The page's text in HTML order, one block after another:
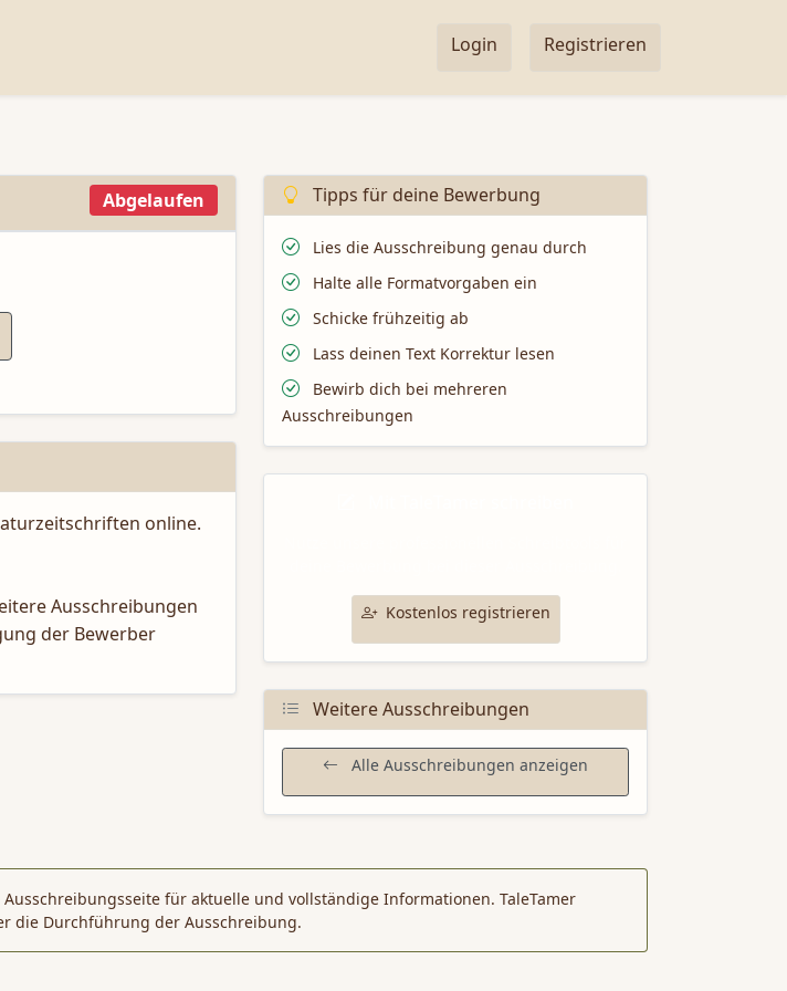
Login Registrieren
Abgelaufen
online.
Ausschreibungen
der Bewerber
Tipps für deine Bewerbung
Lies die Ausschreibung genau durch
Halte alle Formatvorgaben ein
Schicke frühzeitig ab
Lass deinen Text Korrektur lesen
Bewirb dich bei mehreren
Ausschreibungen
Kostenlos registrieren
Weitere Ausschreibungen
Alle Ausschreibungen anzeigen
für aktuelle und vollständige Informationen. TaleTamer
die Durchführung der Ausschreibung.